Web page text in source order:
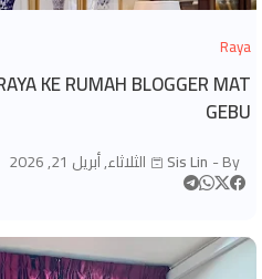
Raya
KE RUMAH BLOGGER MAT
GEBU
By -
Sis Lin الثلاثاء, أبريل 21, 2026